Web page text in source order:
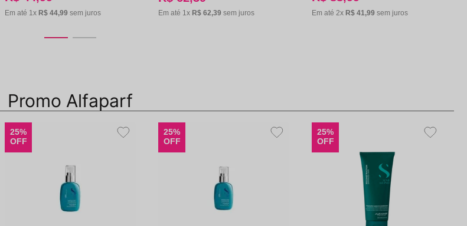
Em até 1 x R$ 44,99 sem juros Em até 1 x R$ 62,39 sem juros Em até 2x R$ 41 ,99 sem juros
Promo Alfaparf
25%
OFF
25%
OFF
25%
OFF